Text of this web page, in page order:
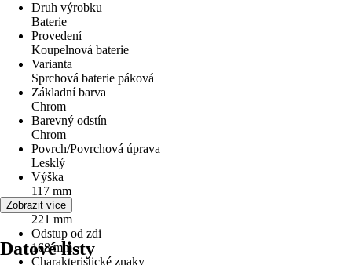
Druh výrobku
Baterie
Provedení
Koupelnová baterie
Varianta
Sprchová baterie páková
Základní barva
Chrom
Barevný odstín
Chrom
Povrch/Povrchová úprava
Lesklý
Výška
117 mm
Šířka
221 mm
Odstup od zdi
168 mm
Charakteristické znaky
Zobrazit více
Datové listy